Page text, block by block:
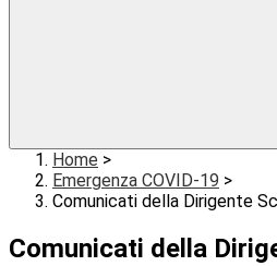
Home >
Emergenza COVID-19 >
Comunicati della Dirigente
Comunicati della